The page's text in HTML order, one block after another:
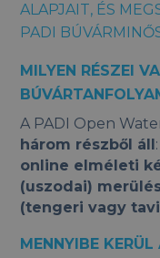
ALAPJAIT, ÉS
PADI
MILYEN RÉSZEI
A PADI Open
három részből áll:
online elméleti
(uszodai)
(tengeri vagy
MENNYIBE